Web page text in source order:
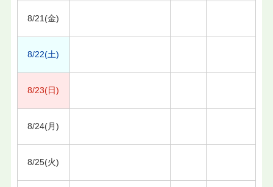
8/21(金)
8/22(土)
8/23(日)
8/24(月)
8/25(火)